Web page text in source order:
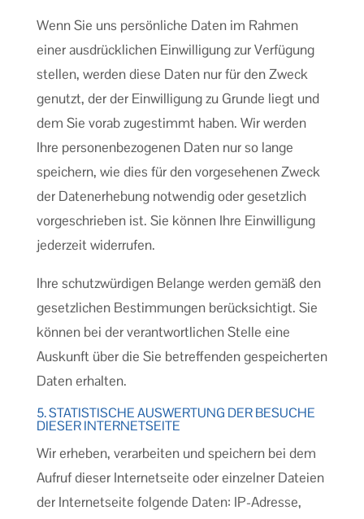
Wenn Sie uns persönliche Daten im Rahmen
einer ausdrücklichen Einwilligung zur Verfügung
stellen, werden diese Daten nur für den Zweck
genutzt, der der Einwilligung zu Grunde liegt und
dem Sie vorab zugestimmt haben. Wir werden
Ihre personenbezogenen Daten nur so lange
speichern, wie dies für den vorgesehenen Zweck
der Datenerhebung notwendig oder gesetzlich
vorgeschrieben ist. Sie können Ihre Einwilligung
jederzeit widerrufen.
Ihre schutzwürdigen Belange werden gemäß den
gesetzlichen Bestimmungen berücksichtigt. Sie
können bei der verantwortlichen Stelle eine
Auskunft über die Sie betreffenden gespeicherten
Daten erhalten.
5. STATISTISCHE AUSWERTUNG DER BESUCHE
DIESER INTERNETSEITE
Wir erheben, verarbeiten und speichern bei dem
Aufruf dieser Internetseite oder einzelner Dateien
der Internetseite folgende Daten: IP-Adresse,